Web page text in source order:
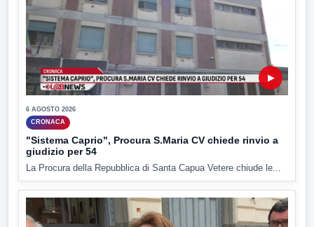
▶
6 AGOSTO 2026
CRONACA
"Sistema Caprio", Procura S.Maria CV chiede rinvio a
giudizio per 54
La Procura della Repubblica di Santa Capua Vetere chiude le...